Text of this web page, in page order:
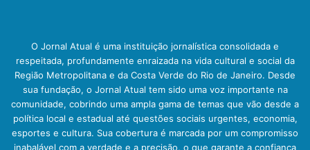
O Jornal Atual é uma instituição jornalística consolidada e
respeitada, profundamente enraizada na vida cultural e social da
Região Metropolitana e da Costa Verde do Rio de Janeiro. Desde
sua fundação, o Jornal Atual tem sido uma voz importante na
comunidade, cobrindo uma ampla gama de temas que vão desde a
política local e estadual até questões sociais urgentes, economia,
esportes e cultura. Sua cobertura é marcada por um compromisso
inabalável com a verdade e a precisão, o que garante a confiança